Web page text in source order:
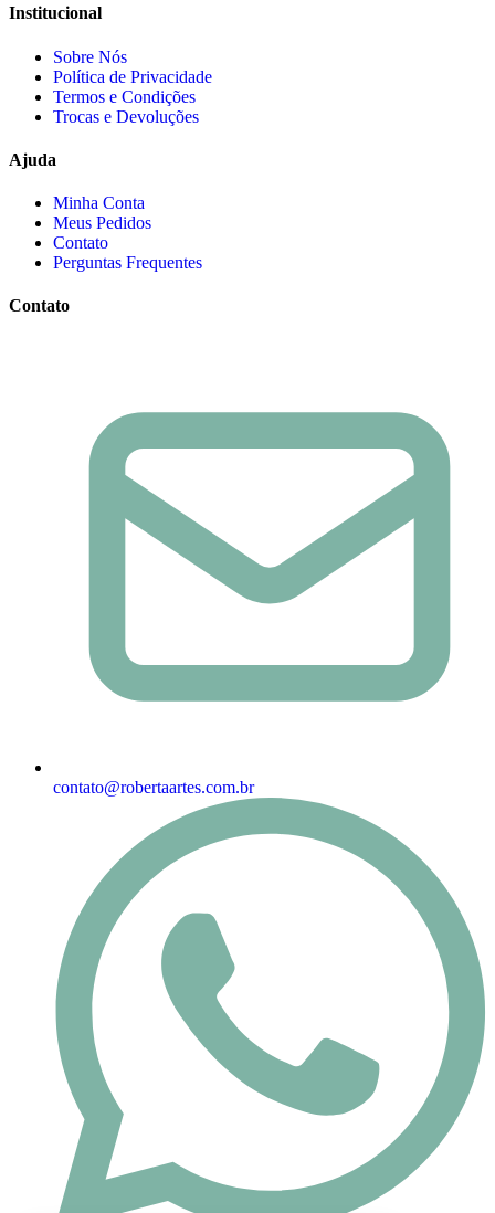
Institucional
Sobre Nós
Política de Privacidade
Termos e Condições
Trocas e Devoluções
Ajuda
Minha Conta
Meus Pedidos
Contato
Perguntas Frequentes
Contato
contato@robertaartes.com.br